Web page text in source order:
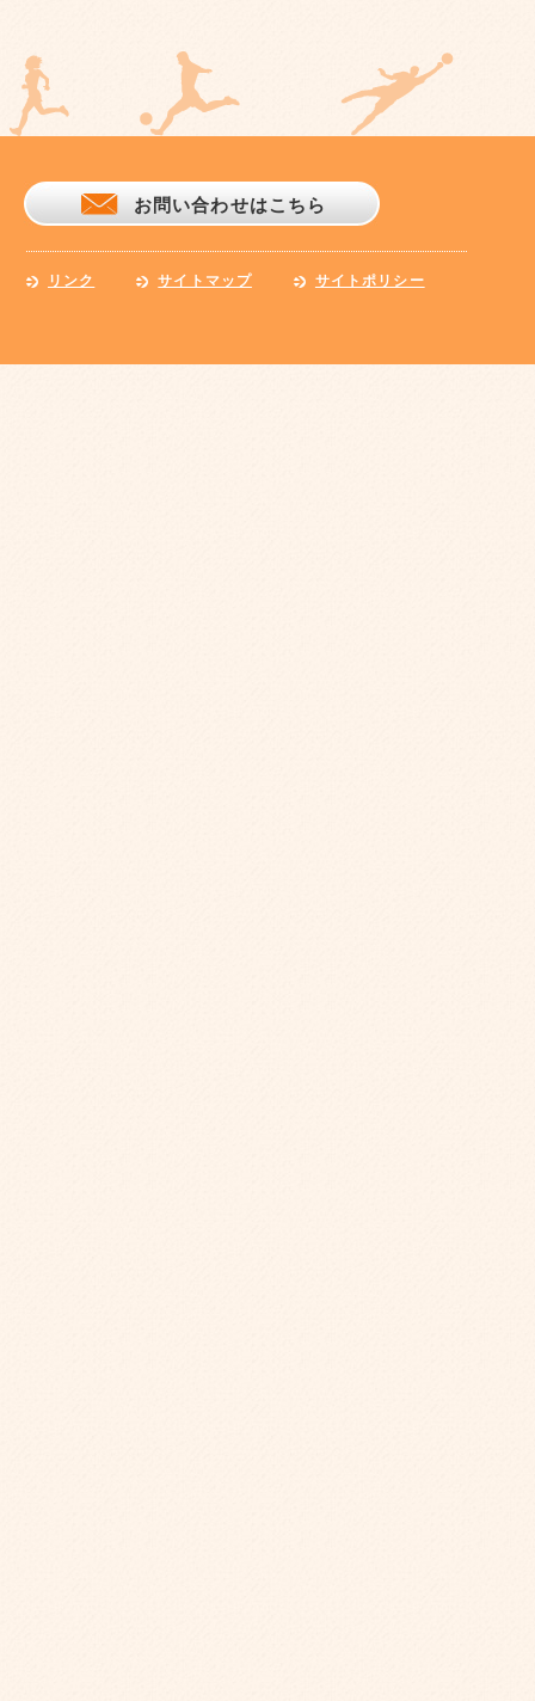
お問い合わせはこちら
リンク サイトマップ サイトポリシー